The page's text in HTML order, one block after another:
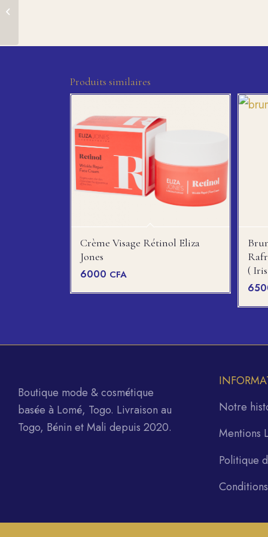
Produits similaires
Crème Visage Rétinol Eliza
Jones
6000 CFA
(
Boutique mode & cosmétique
basée à Lomé, Togo. Livraison au
Togo, Bénin et Mali depuis 2020.
Notre
Mentions
Politique